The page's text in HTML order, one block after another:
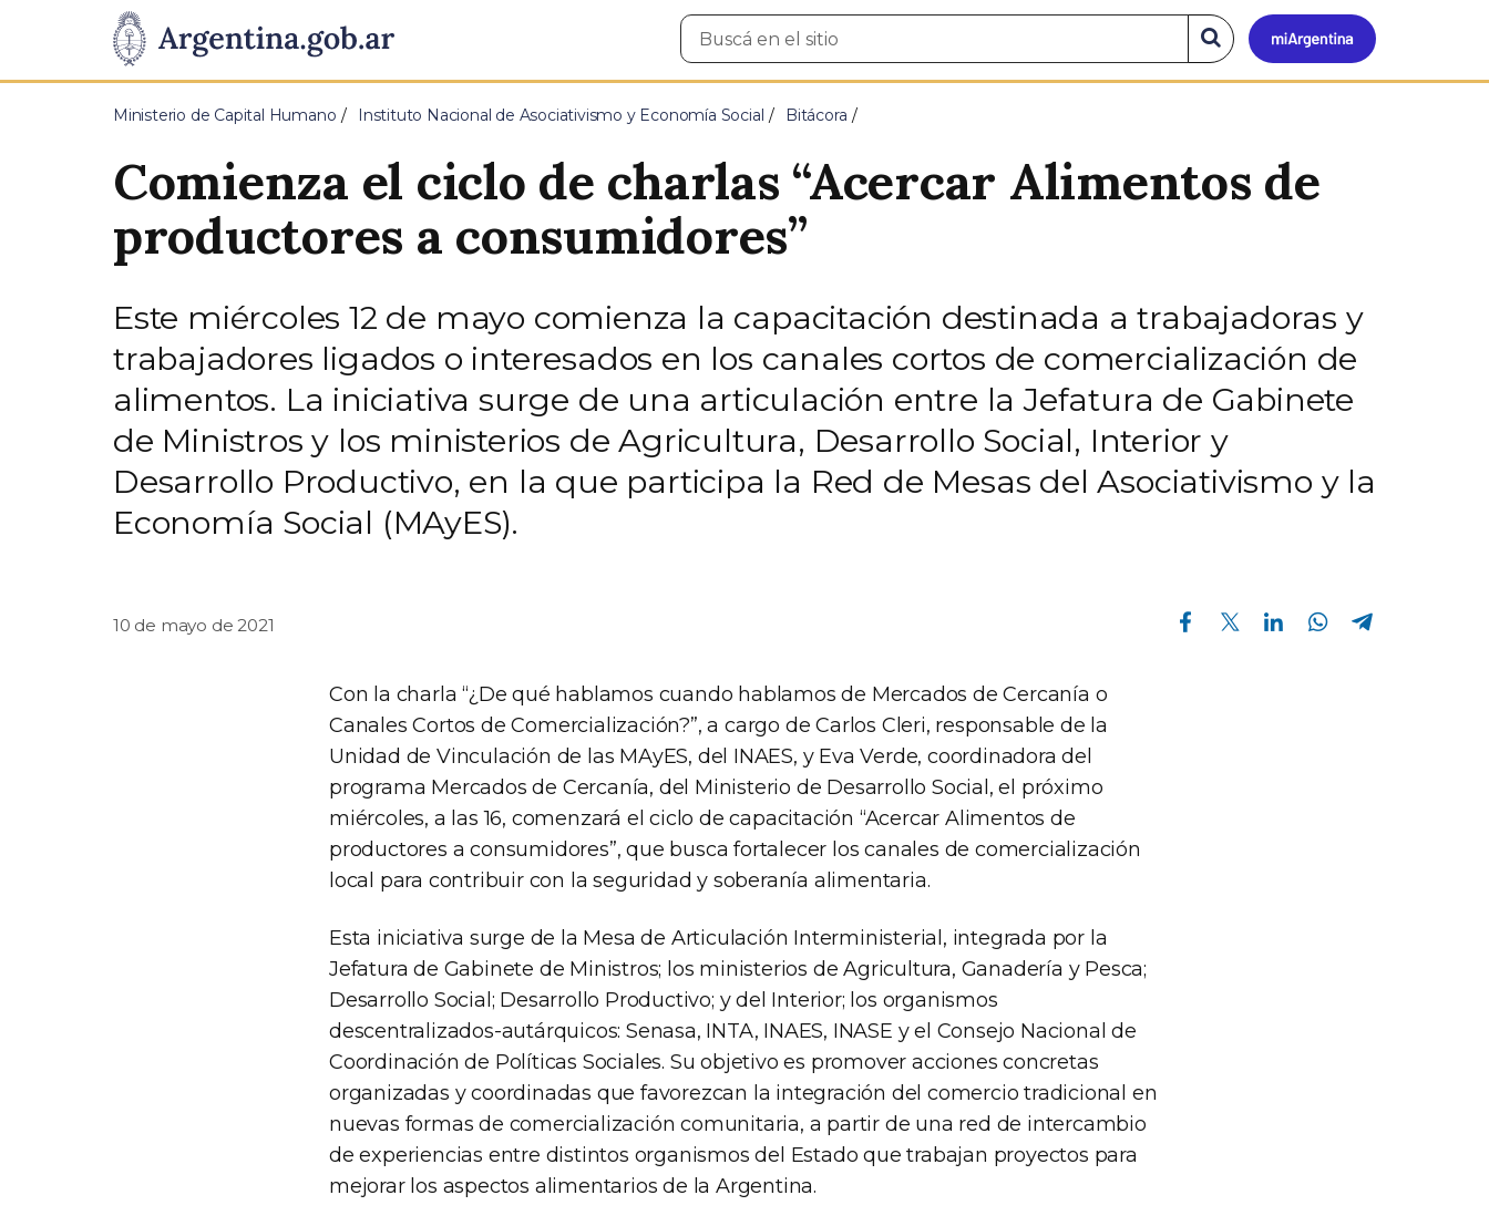
Presidencia
de
Pasar al contenido principal
Mi
Buscar
en
Buscar
en
el
Ministerio de Capital Humano Instituto Nacional de Asociativismo y Economía Social Bitácora
Comienza el ciclo de charlas “Acercar Alimentos de
productores a consumidores”
Este miércoles 12 de mayo comienza la capacitación destinada a trabajadoras y
trabajadores ligados o interesados en los canales cortos de comercialización de
alimentos. La iniciativa surge de una articulación entre la Jefatura de Gabinete
de Ministros y los ministerios de Agricultura, Desarrollo Social, Interior y
Desarrollo Productivo, en la que participa la Red de Mesas del Asociativismo y la
Economía Social (MAyES).
10 de mayo de 2021
Compartir en Facebook Compartir en Twitter Compartir en Linkedin Compartir en Whatsapp
Con la charla “¿De qué hablamos cuando hablamos de Mercados de Cercanía o
Canales Cortos de Comercialización?”, a cargo de Carlos Cleri, responsable de la
Unidad de Vinculación de las MAyES, del INAES, y Eva Verde, coordinadora del
programa Mercados de Cercanía, del Ministerio de Desarrollo Social, el próximo
miércoles, a las 16, comenzará el ciclo de capacitación “Acercar Alimentos de
productores a consumidores”, que busca fortalecer los canales de comercialización
local para contribuir con la seguridad y soberanía alimentaria.
Esta iniciativa surge de la Mesa de Articulación Interministerial, integrada por la
Jefatura de Gabinete de Ministros; los ministerios de Agricultura, Ganadería y Pesca;
Desarrollo Social; Desarrollo Productivo; y del Interior; los organismos
descentralizados-autárquicos: Senasa, INTA, INAES, INASE y el Consejo Nacional de
Coordinación de Políticas Sociales. Su objetivo es promover acciones concretas
organizadas y coordinadas que favorezcan la integración del comercio tradicional en
nuevas formas de comercialización comunitaria, a partir de una red de intercambio
de experiencias entre distintos organismos del Estado que trabajan proyectos para
mejorar los aspectos alimentarios de la Argentina.